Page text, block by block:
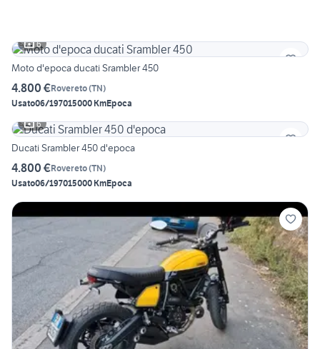
6
Moto d'epoca ducati Srambler 450
4.800 €Rovereto(TN)
Usato06/197015000 KmEpoca
6
Ducati Srambler 450 d'epoca
4.800 €Rovereto(TN)
Usato06/197015000 KmEpoca